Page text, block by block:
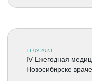
11.09.2023
IV Ежегодная
Новосибирске